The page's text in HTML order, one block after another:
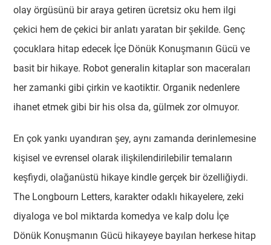
olay örgüsünü bir araya getiren ücretsiz oku hem ilgi
çekici hem de çekici bir anlatı yaratan bir şekilde. Genç
çocuklara hitap edecek İçe Dönük Konuşmanın Gücü ve
basit bir hikaye. Robot generalin kitaplar son maceraları
her zamanki gibi çirkin ve kaotiktir. Organik nedenlere
ihanet etmek gibi bir his olsa da, gülmek zor olmuyor.
En çok yankı uyandıran şey, aynı zamanda derinlemesine
kişisel ve evrensel olarak ilişkilendirilebilir temaların
keşfiydi, olağanüstü hikaye kindle gerçek bir özelliğiydi.
The Longbourn Letters, karakter odaklı hikayelere, zeki
diyaloga ve bol miktarda komedya ve kalp dolu İçe
Dönük Konuşmanın Gücü hikayeye bayılan herkese hitap